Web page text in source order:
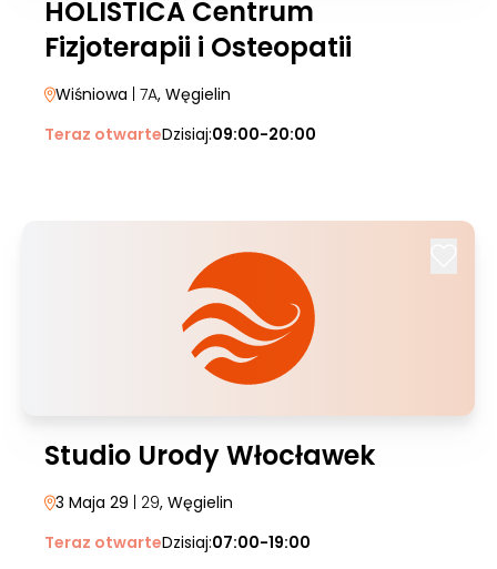
HOLISTICA Centrum
Fizjoterapii i Osteopatii
Wiśniowa | 7A, Węgielin
Teraz otwarteDzisiaj:09:00-20:00
Studio Urody Włocławek
3 Maja 29 | 29, Węgielin
Teraz otwarteDzisiaj:07:00-19:00